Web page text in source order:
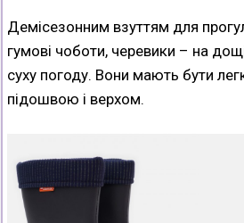
Демісезонним взуттям для
гумові чоботи, черевики – на
суху погоду. Вони мають бути
підошвою і верхом.